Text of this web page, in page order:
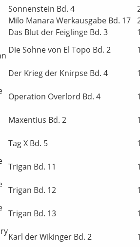
Sonnenstein Bd. 4
Milo Manara Werkausgabe Bd. 17
Das Blut der Feiglinge Bd. 3
Die Sohne von El Topo Bd. 2
Der Krieg der Knirpse Bd. 4
Operation Overlord Bd. 4
Maxentius Bd. 2
Tag X Bd. 5
Trigan Bd. 11
Trigan Bd. 12
Trigan Bd. 13
Karl der Wikinger Bd. 2